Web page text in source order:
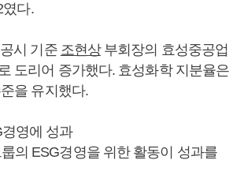
였다.
시 기준 조현상부회장의 효성중공업
도리어 증가했다. 효성화학 지분율은
을 유지했다.
영에 성과
의 ESG경영을 위한 활동이 성과를